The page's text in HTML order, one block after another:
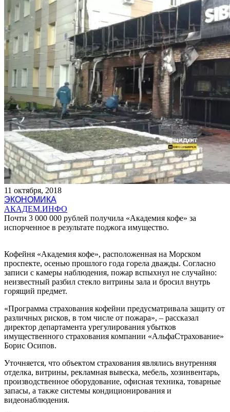
11 октября, 2018
ЭКОНОМИКА
АКАДЕМ.ИНФО
Почти 3 000 000 рублей получила «Академия кофе» за
испорченное в результате поджога имущество.
Кофейня «Академия кофе», расположенная на Морском
проспекте, осенью прошлого года горела дважды. Согласно
записи с камеры наблюдения, пожар вспыхнул не случайно:
неизвестный разбил стекло витрины зала и бросил внутрь
горящий предмет.
«Программа страхования кофейни предусматривала защиту от
различных рисков, в том числе от пожара», – рассказал
директор департамента урегулирования убытков
имущественного страхования компании «АльфаСтрахование»
Борис Осипов.
Уточняется, что объектом страхования являлись внутренняя
отделка, витрины, рекламная вывеска, мебель, хозинвентарь,
производственное оборудование, офисная техника, товарные
запасы, а также системы кондиционирования и
видеонаблюдения.